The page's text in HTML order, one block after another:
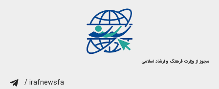
مجوز از وزارت فرهنگ و ارشاد اسلامی
/ irafnewsfa